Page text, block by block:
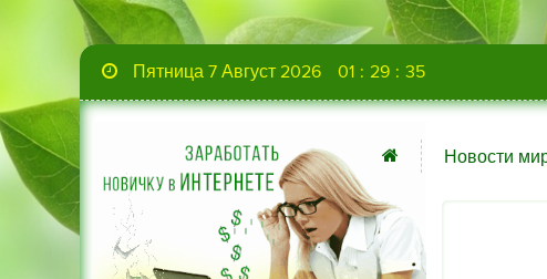
Пятница 7 Август 2026 01 : 29 : 36
Новости